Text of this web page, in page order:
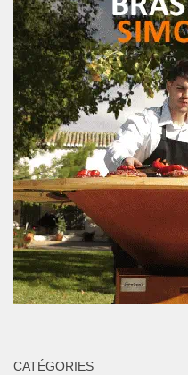
CATÉGORIES